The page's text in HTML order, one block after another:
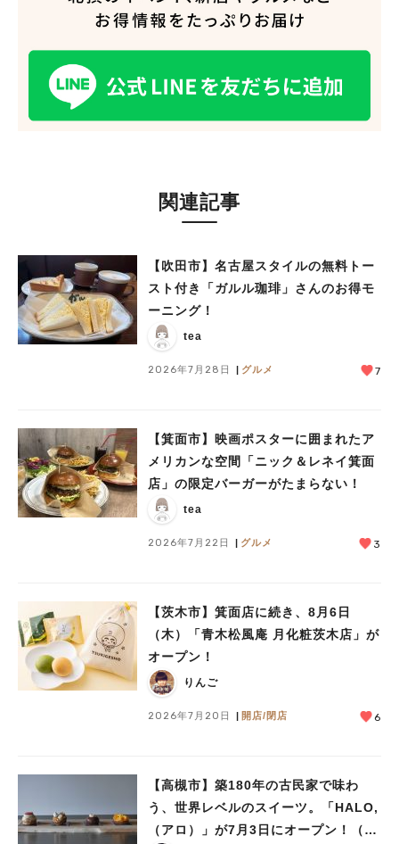
関連記事
【吹田市】名古屋スタイルの無料トー
スト付き「ガルル珈琲」さんのお得モ
ーニング！
tea
2026年7月28日 グルメ 7
【箕面市】映画ポスターに囲まれたア
メリカンな空間「ニック＆レネイ箕面
店」の限定バーガーがたまらない！
tea
2026年7月22日 グルメ 3
【茨木市】箕面店に続き、8月6日
（木）「青木松風庵 月化粧茨木店」が
オープン！
りんご
2026年7月20日 開店/閉店 6
【高槻市】築180年の古民家で味わ
う、世界レベルのスイーツ。「HALO,
（アロ）」が7月3日にオープン！（教
人気のキーワード
#今週どこいく？ #自然とふれあう #ランチ#カフェ#まとめ
#教えたい／教えて投稿記事#大阪学院大 商品開発プロジェクト
#あなたはどっち？